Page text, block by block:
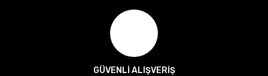
GÜVENLİ ALIŞVERİŞ